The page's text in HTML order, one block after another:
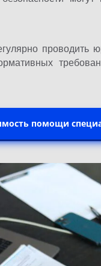
проводить
помощи